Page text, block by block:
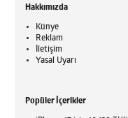
Hakkımızda
Künye
Reklam
İletişim
Yasal Uyarı
Popüler İçerikler